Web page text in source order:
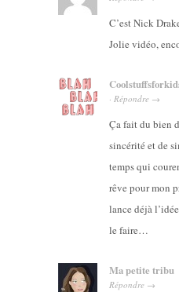
C’est Nick
Jolie vidéo,
· Répondre →
Ça fait du bien
sincérité et de
temps qui
rêve pour mon
lance déjà
le faire…
Ma petite tribu
Répondre →